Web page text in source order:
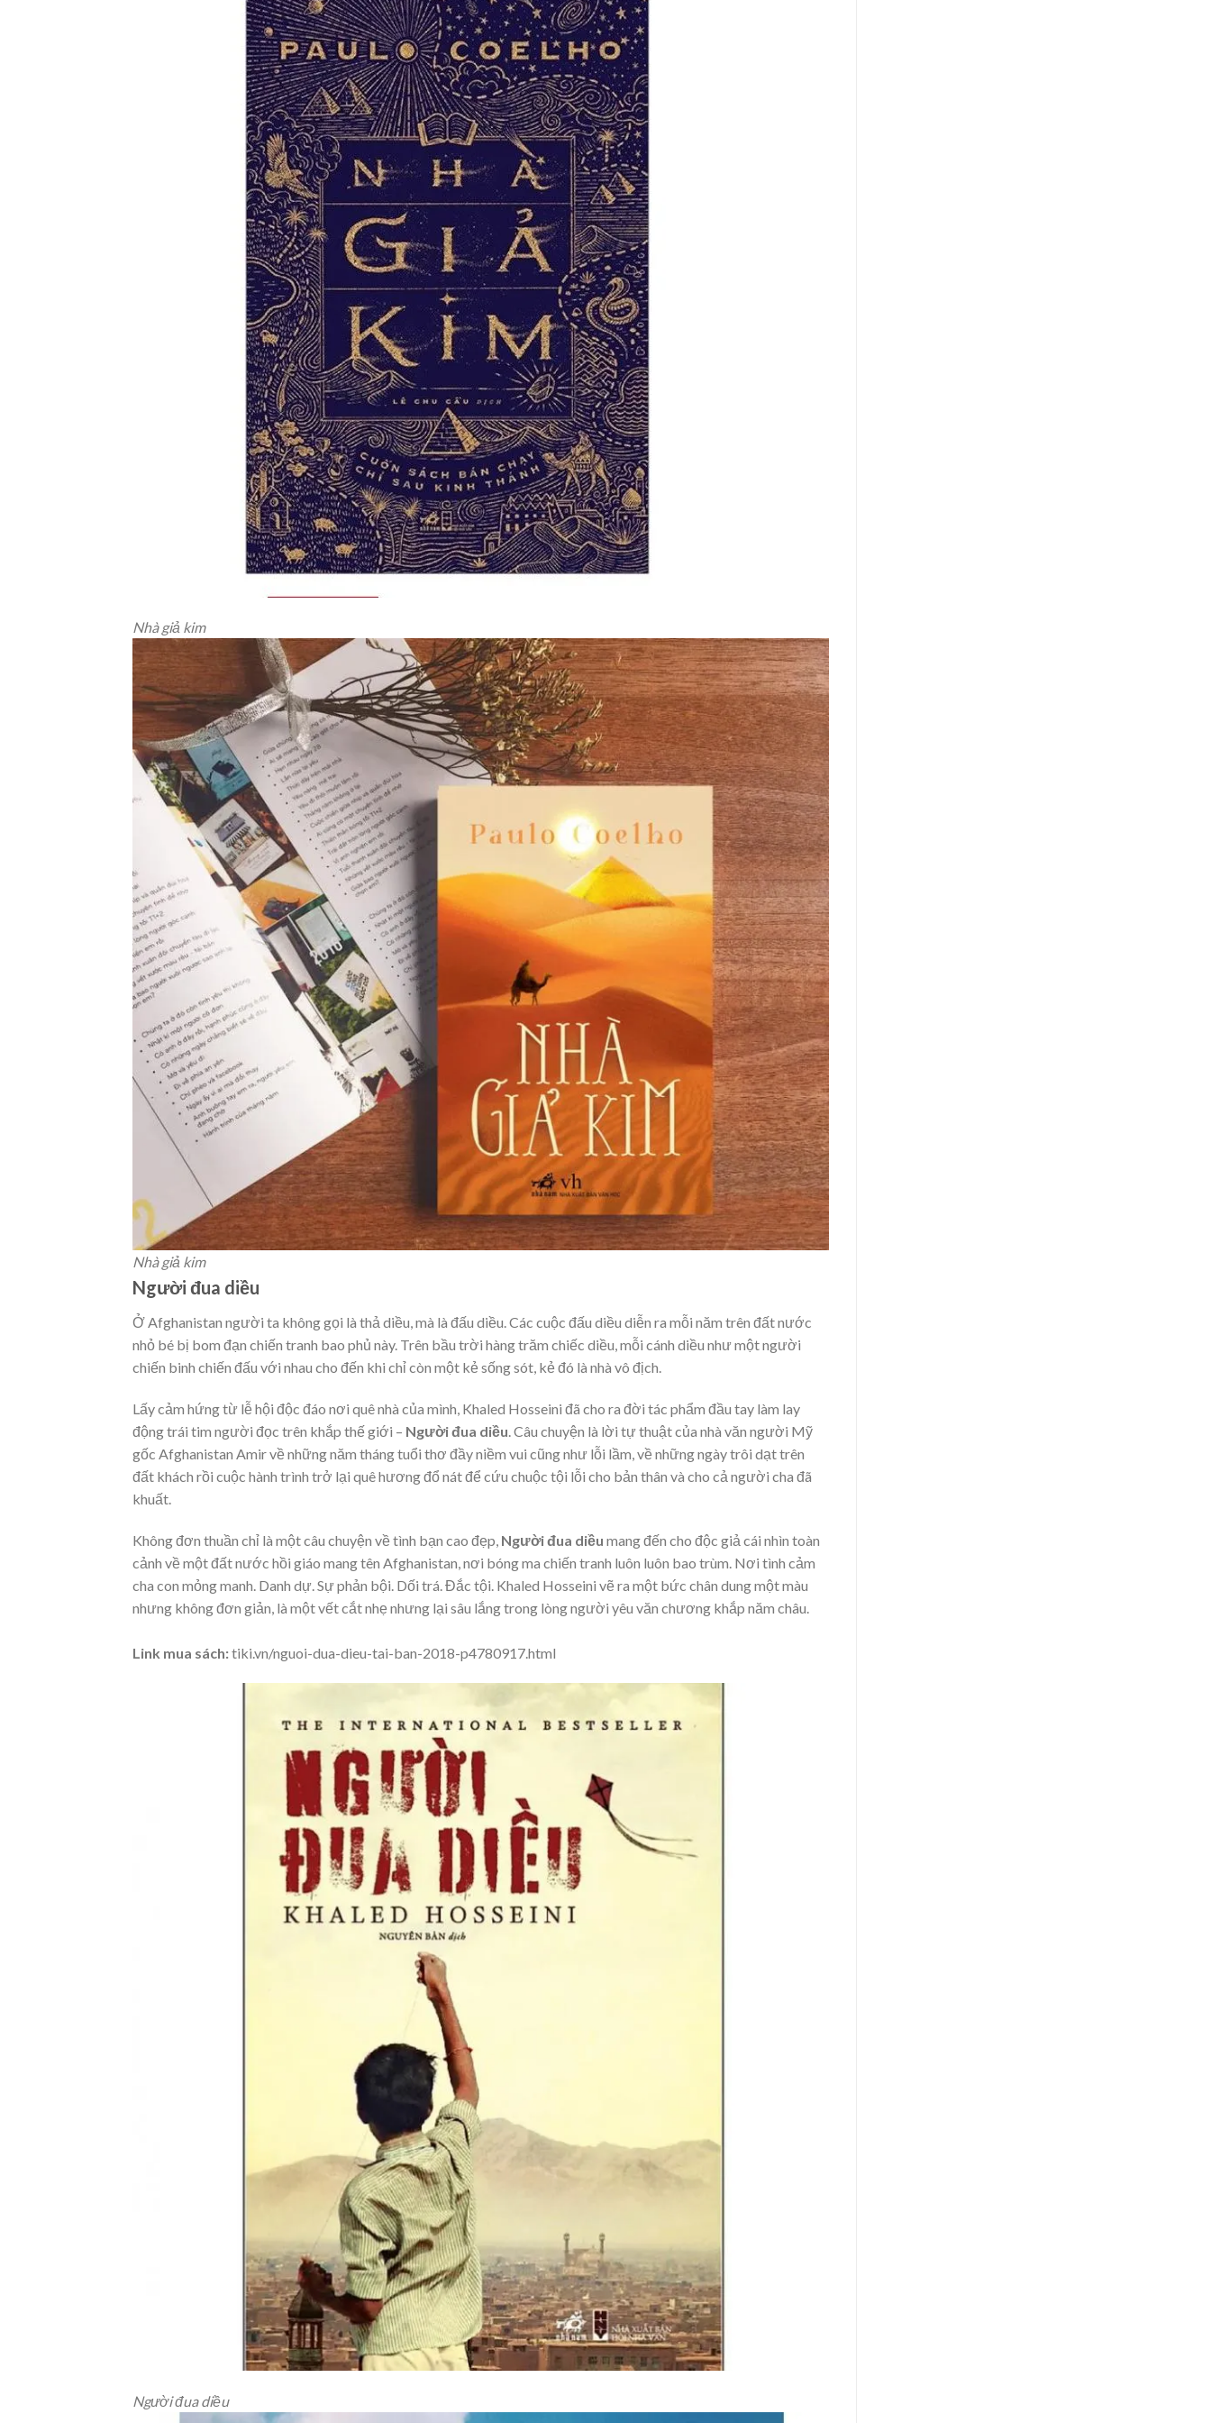
Nhà giả kim
Nhà giả kim
Người đua diều
Ở Afghanistan người ta không gọi là thả diều, mà là đấu diều. Các cuộc đấu diều diễn ra mỗi năm trên đất nước
nhỏ bé bị bom đạn chiến tranh bao phủ này. Trên bầu trời hàng trăm chiếc diều, mỗi cánh diều như một người
chiến binh chiến đấu với nhau cho đến khi chỉ còn một kẻ sống sót, kẻ đó là nhà vô địch.
Lấy cảm hứng từ lễ hội độc đáo nơi quê nhà của mình, Khaled Hosseini đã cho ra đời tác phẩm đầu tay làm lay
động trái tim người đọc trên khắp thế giới – Người đua diều. Câu chuyện là lời tự thuật của nhà văn người Mỹ
gốc Afghanistan Amir về những năm tháng tuổi thơ đầy niềm vui cũng như lỗi lầm, về những ngày trôi dạt trên
đất khách rồi cuộc hành trình trở lại quê hương đổ nát để cứu chuộc tội lỗi cho bản thân và cho cả người cha đã
khuất.
Không đơn thuần chỉ là một câu chuyện về tình bạn cao đẹp, Người đua diều mang đến cho độc giả cái nhìn toàn
cảnh về một đất nước hồi giáo mang tên Afghanistan, nơi bóng ma chiến tranh luôn luôn bao trùm. Nơi tình cảm
cha con mỏng manh. Danh dự. Sự phản bội. Dối trá. Đắc tội. Khaled Hosseini vẽ ra một bức chân dung một màu
nhưng không đơn giản, là một vết cắt nhẹ nhưng lại sâu lắng trong lòng người yêu văn chương khắp năm châu.
Link mua sách:tiki.vn/nguoi-dua-dieu-tai-ban-2018-p4780917.html
Người đua diều